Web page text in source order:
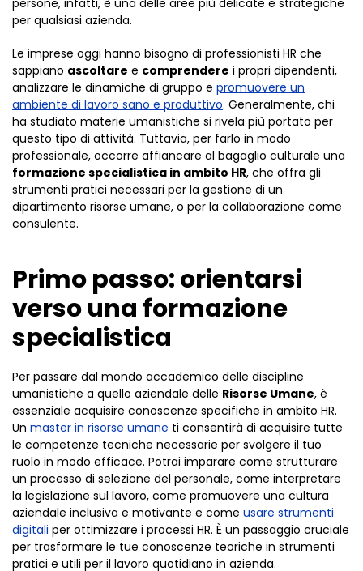
per qualsiasi azienda.
Le imprese oggi hanno bisogno di professionisti HR che
sappiano ascoltare e comprendere i propri dipendenti,
analizzare le dinamiche di gruppo e promuovere un
ambiente di lavoro sano e produttivo. Generalmente, chi
ha studiato materie umanistiche si rivela più portato per
questo tipo di attività. Tuttavia, per farlo in modo
professionale, occorre affiancare al bagaglio culturale una
formazione specialistica in ambito HR, che offra gli
strumenti pratici necessari per la gestione di un
dipartimento risorse umane, o per la collaborazione come
consulente.
Primo passo: orientarsi
verso una formazione
specialistica
Per passare dal mondo accademico delle discipline
umanistiche a quello aziendale delle Risorse Umane, è
essenziale acquisire conoscenze specifiche in ambito HR.
Un master in risorse umane ti consentirà di acquisire tutte
le competenze tecniche necessarie per svolgere il tuo
ruolo in modo efficace. Potrai imparare come strutturare
un processo di selezione del personale, come interpretare
la legislazione sul lavoro, come promuovere una cultura
aziendale inclusiva e motivante e come usare strumenti
digitali per ottimizzare i processi HR. È un passaggio cruciale
per trasformare le tue conoscenze teoriche in strumenti
pratici e utili per il lavoro quotidiano in azienda.